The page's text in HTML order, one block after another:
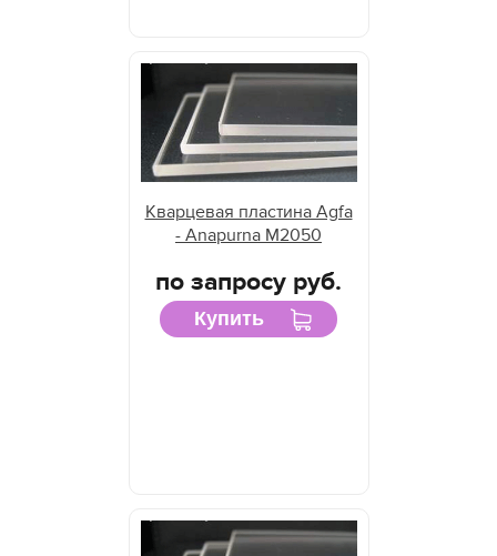
Кварцевая пластина Agfa
- Anapurna M2050
по запросу руб.
Купить